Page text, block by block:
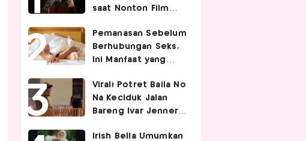
saat Nonton Film
Pemanasan Sebelum
Berhubungan Seks,
Ini Manfaat yang
Pasangan
Viral! Potret Baila No
Na Keciduk Jalan
Bareng Ivar Jenner,
Irish Bella Umumkan